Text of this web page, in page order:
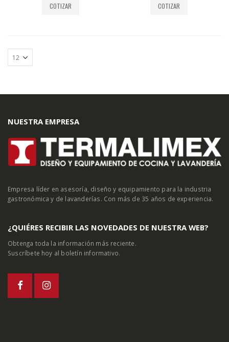
COTIZAR COTIZAR
NUESTRA EMPRESA
Empresa líder en asesoría, diseño y equipamiento para la industria
gastronómica y de lavanderías. Con más de 35 años de experiencia.
¿QUIÉRES RECIBIR LAS NOVEDADES DE NUESTRA WEB?
Obtenga toda la información más reciente.
Suscríbete hoy al boletín informativo.